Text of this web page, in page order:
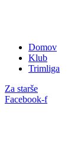
Domov
Klub
Trimliga
Za starše
Facebook-f